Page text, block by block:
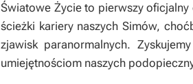
Światowe Życie to pierwszy
ścieżki kariery naszych Simów,
zjawisk paranormalnych.
umiejętnościom naszych